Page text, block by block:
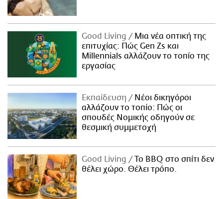
Good Living
Μια νέα οπτική της
επιτυχίας: Πώς Gen Zs και
Millennials αλλάζουν το τοπίο της
εργασίας
Εκπαίδευση
Νέοι δικηγόροι
αλλάζουν το τοπίο: Πώς οι
σπουδές Νομικής οδηγούν σε
θεσμική συμμετοχή
Good Living
Το BBQ στο σπίτι δεν
θέλει χώρο. Θέλει τρόπο.